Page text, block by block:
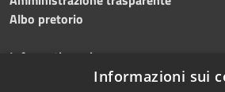
Albo pretorio
Informativa privacy
Informazioni sui